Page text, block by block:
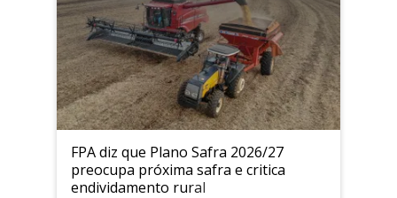
FPA diz que Plano Safra 2026/27
preocupa próxima safra e critica
endividamento rural